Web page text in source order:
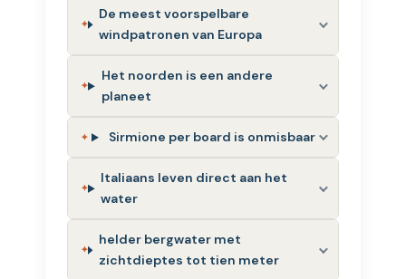
De meest voorspelbare
windpatronen van Europa
Het noorden is een andere
planeet
Sirmione per board is onmisbaar
Italiaans leven direct aan het
water
helder bergwater met
zichtdieptes tot tien meter